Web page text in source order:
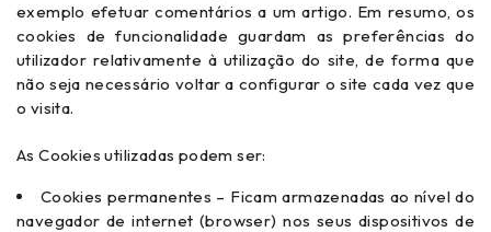
exemplo efetuar comentários a um artigo. Em resumo, os
cookies de funcionalidade guardam as preferências do
utilizador relativamente à utilização do site, de forma que
não seja necessário voltar a configurar o site cada vez que
o visita.
As Cookies utilizadas podem ser:
Cookies permanentes – Ficam armazenadas ao nível do
navegador de internet (browser) nos seus dispositivos de